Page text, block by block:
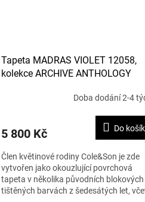
Tapeta MADRAS VIOLET 12058,
kolekce ARCHIVE ANTHOLOGY
Doba dodání 2-4
5 800 Kč Do
Člen květinové rodiny Cole&Son je zde
vytvořen jako okouzlující povrchová
tapeta v několika původních blokových
tištěných barvách z šedesátých let,